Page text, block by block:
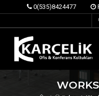
0(535)8424477